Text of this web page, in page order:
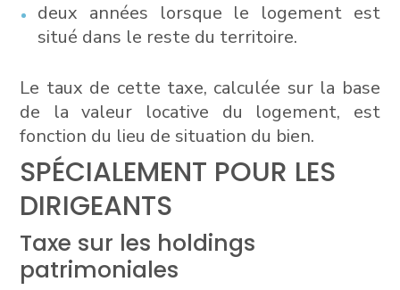
deux années lorsque le logement est
situé dans le reste du territoire.
Le taux de cette taxe, calculée sur la base
de la valeur locative du logement, est
fonction du lieu de situation du bien.
SPÉCIALEMENT POUR LES
DIRIGEANTS
Taxe sur les holdings
patrimoniales